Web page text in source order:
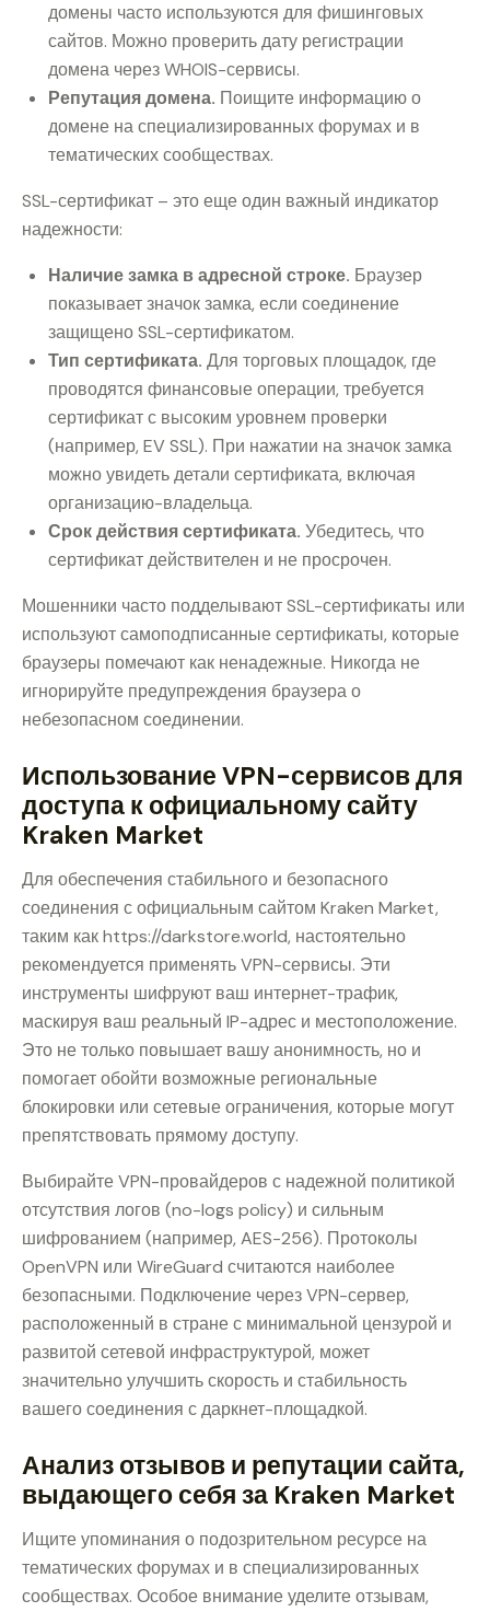
домены часто используются для фишинговых
сайтов. Можно проверить дату регистрации
домена через WHOIS-сервисы.
Репутация домена. Поищите информацию о
домене на специализированных форумах и в
тематических сообществах.
SSL-сертификат – это еще один важный индикатор
надежности:
Наличие замка в адресной строке. Браузер
показывает значок замка, если соединение
защищено SSL-сертификатом.
Тип сертификата. Для торговых площадок, где
проводятся финансовые операции, требуется
сертификат с высоким уровнем проверки
(например, EV SSL). При нажатии на значок замка
можно увидеть детали сертификата, включая
организацию-владельца.
Срок действия сертификата. Убедитесь, что
сертификат действителен и не просрочен.
Мошенники часто подделывают SSL-сертификаты или
используют самоподписанные сертификаты, которые
браузеры помечают как ненадежные. Никогда не
игнорируйте предупреждения браузера о
небезопасном соединении.
Использование VPN-сервисов для
доступа к официальному сайту
Kraken Market
Для обеспечения стабильного и безопасного
соединения с официальным сайтом Kraken Market,
таким как https://darkstore.world, настоятельно
рекомендуется применять VPN-сервисы. Эти
инструменты шифруют ваш интернет-трафик,
маскируя ваш реальный IP-адрес и местоположение.
Это не только повышает вашу анонимность, но и
помогает обойти возможные региональные
блокировки или сетевые ограничения, которые могут
препятствовать прямому доступу.
Выбирайте VPN-провайдеров с надежной политикой
отсутствия логов (no-logs policy) и сильным
шифрованием (например, AES-256). Протоколы
OpenVPN или WireGuard считаются наиболее
безопасными. Подключение через VPN-сервер,
расположенный в стране с минимальной цензурой и
развитой сетевой инфраструктурой, может
значительно улучшить скорость и стабильность
вашего соединения с даркнет-площадкой.
Анализ отзывов и репутации сайта,
выдающего себя за Kraken Market
Ищите упоминания о подозрительном ресурсе на
тематических форумах и в специализированных
сообществах. Особое внимание уделите отзывам,